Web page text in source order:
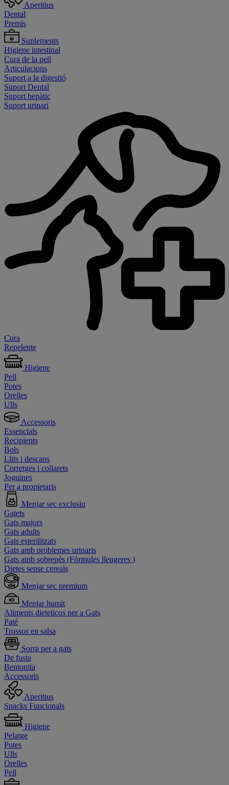
Aperitius
Dental
Premis
Suplements
Higiene intestinal
Cura de la pell
Articulacions
Suport a la digestió
Suport Dental
Suport hepàtic
Suport urinari
Cura
Repelente
Higiene
Pell
Potes
Orelles
Ulls
Accessoris
Essencials
Recipients
Bols
Llits i descans
Corretges i collarets
Joguines
Per a propietaris
Menjar sec exclusiu
Gatets
Gats majors
Gats adults
Gats esterilitzats
Gats amb problemes urinaris
Gats amb sobrepès (Fórmules lleugeres )
Dietes sense cereals
Menjar sec premium
Menjar humit
Aliments dieteticos per a Gats
Paté
Trossos en salsa
Sorra per a gats
De fusta
Bentonita
Accessoris
Aperitius
Snacks Funcionals
Higiene
Pelatge
Potes
Ulls
Orelles
Pell